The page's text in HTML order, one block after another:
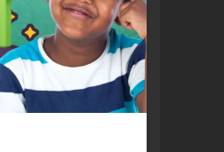
dos filhos ou netos. O
renda fixa indexado ao
Amplo (IPCA). Isso